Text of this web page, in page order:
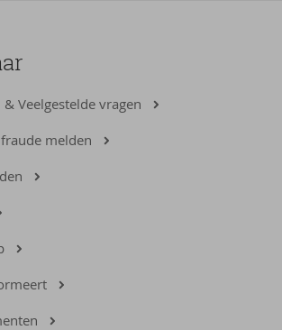
Veelgestelde vragen
melden